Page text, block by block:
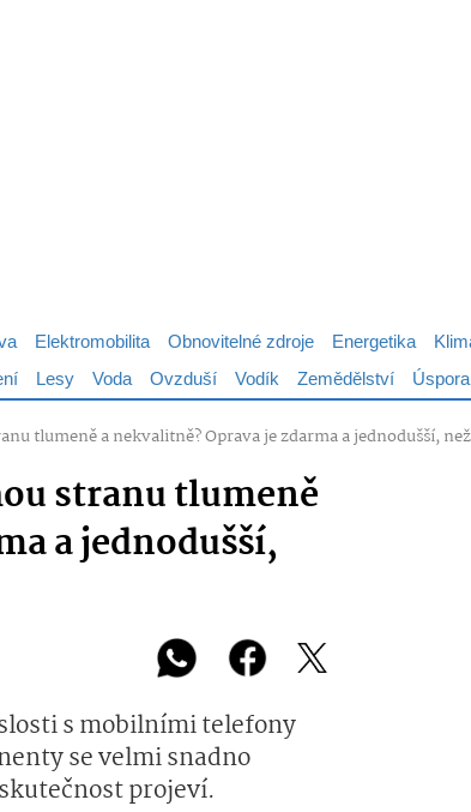
Elektromobilita Obnovitelné zdroje Energetika
Lesy Voda Ovzduší Vodík Zemědělství
tlumeně a nekvalitně? Oprava je zdarma a jednodušší,
stranu tlumeně
a jednodušší,
s mobilními telefony
se velmi snadno
projeví.